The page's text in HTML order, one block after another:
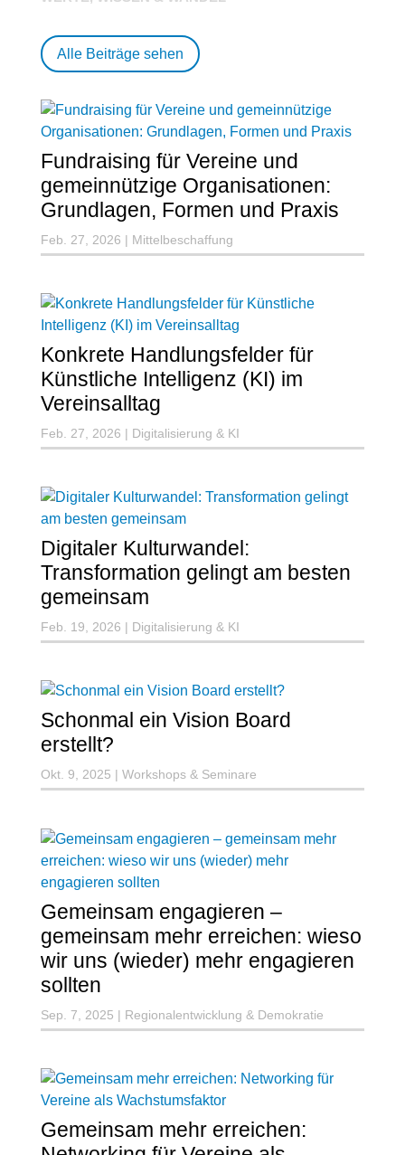
Alle Beiträge sehen
Fundraising für Vereine und
gemeinnützige Organisationen:
Grundlagen, Formen und Praxis
Feb. 27, 2026 | Mittelbeschaffung
Konkrete Handlungsfelder für
Künstliche Intelligenz (KI) im
Vereinsalltag
Feb. 27, 2026 | Digitalisierung & KI
Digitaler Kulturwandel:
Transformation gelingt am besten
gemeinsam
Feb. 19, 2026 | Digitalisierung & KI
Schonmal ein Vision Board
erstellt?
Okt. 9, 2025 | Workshops & Seminare
Gemeinsam engagieren –
gemeinsam mehr erreichen: wieso
wir uns (wieder) mehr engagieren
sollten
Sep. 7, 2025 | Regionalentwicklung & Demokratie
Gemeinsam mehr erreichen: